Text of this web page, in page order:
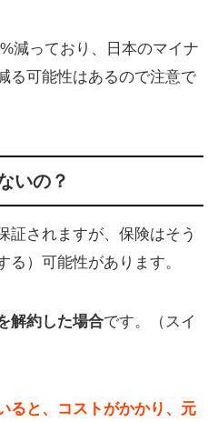
減っており、日本のマイナ
る可能性はあるので注意で
いの？
証されますが、保険はそう
る）可能性があります。
解約した場合です。（スイ
ると、コストがかかり、元